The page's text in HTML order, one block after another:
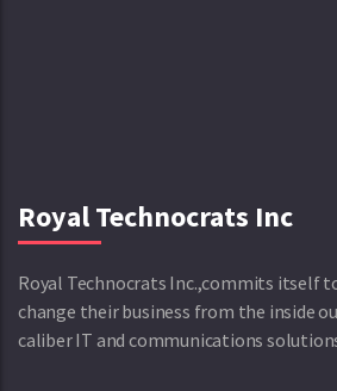
Royal Technocrats Inc
Royal Technocrats Inc.,commits itself
change their business from the inside
caliber IT and communications